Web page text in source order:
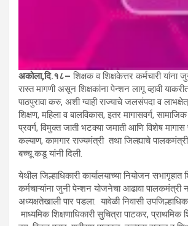
अकोला,दि.१८– शिक्षक व शिक्षकेत्तर कर्मचारी यांना
रास्त मागणी असून शिक्षकांना पेन्शन लागू व्हावी
पाठपुरावा करु, अशी ग्वाही राज्याचे जलसंपदा व
शिक्षण, महिला व बालविकास, इतर मागासवर्ग,
प्रवर्ग, विमुक्त जाती भटक्या जमाती आणि विशेष मागास
कल्याण, कामगार राज्यमंत्री तथा जिल्ह्याचे
बच्चू कडू यांनी दिली.
येथील जिल्हाधिकारी कार्यालयाच्या नियोजन सभागृहात
कर्मचाऱ्यांना जुनी पेन्शन योजनेचा आढावा पालकमंत्री
अध्यक्षतेखाली पार पडला. यावेळी निवासी
माध्यमिक शिक्षणाधिकारी सुचित्रा पाटकर, प्राथमिक